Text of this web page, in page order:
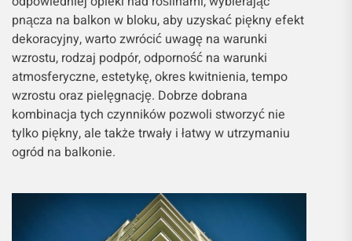
pnącza na balkon w bloku, aby uzyskać piękny efekt
dekoracyjny, warto zwrócić uwagę na warunki
wzrostu, rodzaj podpór, odporność na warunki
atmosferyczne, estetykę, okres kwitnienia, tempo
wzrostu oraz pielęgnację. Dobrze dobrana
kombinacja tych czynników pozwoli stworzyć nie
tylko piękny, ale także trwały i łatwy w utrzymaniu
ogród na balkonie.